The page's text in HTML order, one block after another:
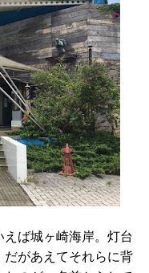
ば城ヶ崎海岸。灯台
があえてそれらに背